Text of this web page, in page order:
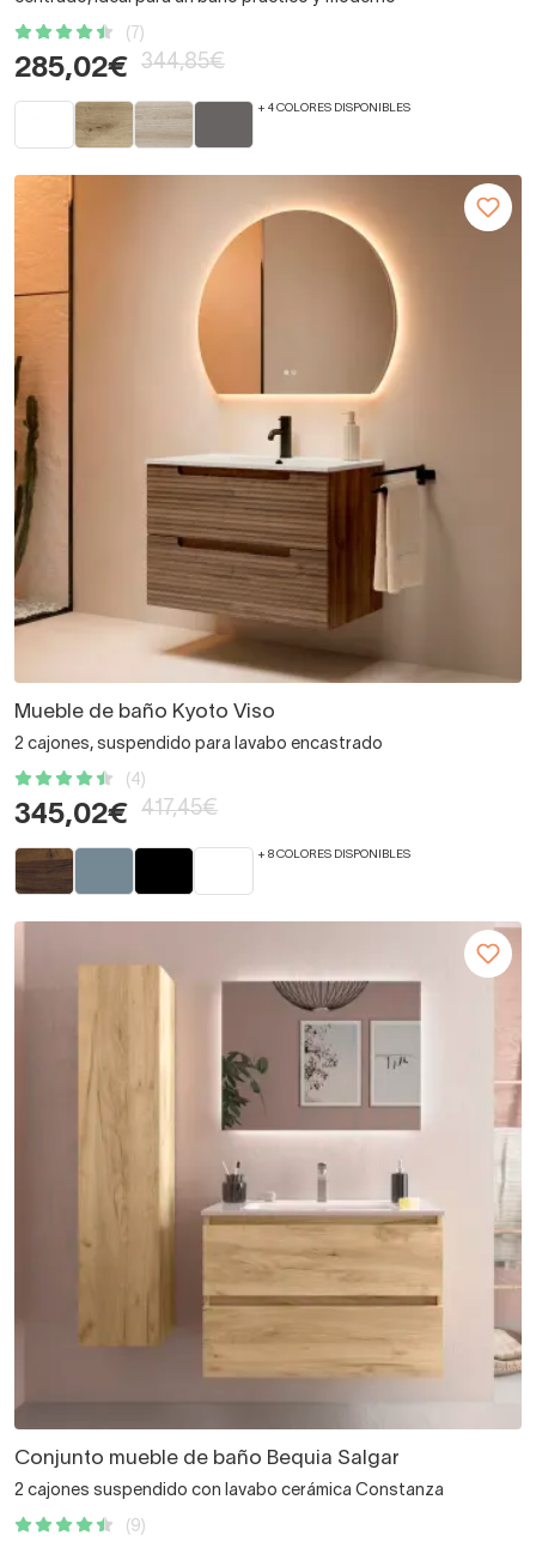
(7)
285,02€ 344,85€
+ 4 COLORES DISPONIBLES
Mueble de baño Kyoto Viso
2 cajones, suspendido para lavabo encastrado
(4)
345,02€ 417,45€
+ 8 COLORES DISPONIBLES
Conjunto mueble de baño Bequia Salgar
2 cajones suspendido con lavabo cerámica Constanza
(9)